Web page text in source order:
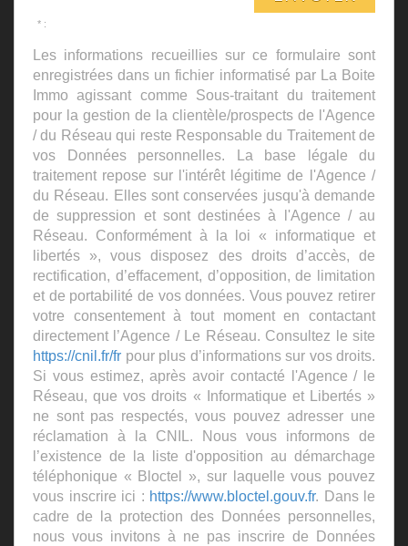
* :
Les informations recueillies sur ce formulaire sont
enregistrées dans un fichier informatisé par La Boite
Immo agissant comme Sous-traitant du traitement
pour la gestion de la clientèle/prospects de l'Agence
/ du Réseau qui reste Responsable du Traitement de
vos Données personnelles. La base légale du
traitement repose sur l'intérêt légitime de l'Agence /
du Réseau. Elles sont conservées jusqu'à demande
de suppression et sont destinées à l'Agence / au
Réseau. Conformément à la loi « informatique et
libertés », vous disposez des droits d’accès, de
rectification, d’effacement, d’opposition, de limitation
et de portabilité de vos données. Vous pouvez retirer
votre consentement à tout moment en contactant
directement l’Agence / Le Réseau. Consultez le site
https://cnil.fr/fr pour plus d’informations sur vos droits.
Si vous estimez, après avoir contacté l'Agence / le
Réseau, que vos droits « Informatique et Libertés »
ne sont pas respectés, vous pouvez adresser une
réclamation à la CNIL. Nous vous informons de
l’existence de la liste d'opposition au démarchage
téléphonique « Bloctel », sur laquelle vous pouvez
vous inscrire ici : https://www.bloctel.gouv.fr. Dans le
cadre de la protection des Données personnelles,
nous vous invitons à ne pas inscrire de Données